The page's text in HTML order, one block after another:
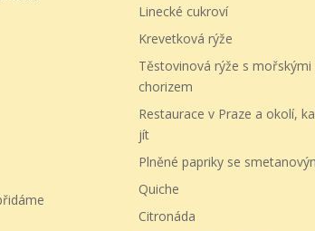
Linecké cukroví
Krevetková rýže
Těstovinová rýže s mořskými
chorizem
Restaurace v Praze a okolí,
jít
Plněné papriky se
Quiche
Citronáda